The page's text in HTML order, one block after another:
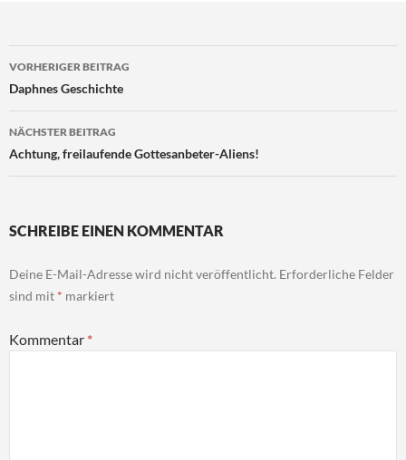
Beitragsnavigation
VORHERIGER BEITRAG
Daphnes Geschichte
NÄCHSTER BEITRAG
Achtung, freilaufende Gottesanbeter-Aliens!
SCHREIBE EINEN KOMMENTAR
Deine E-Mail-Adresse wird nicht veröffentlicht. Erforderliche Felder
sind mit * markiert
Kommentar *